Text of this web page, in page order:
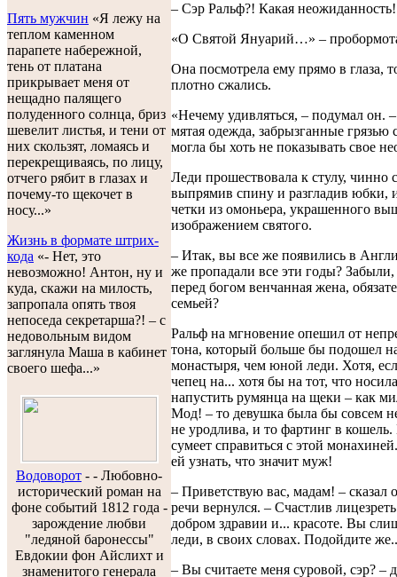
Пять мужчин «Я лежу на
теплом каменном
парапете набережной,
тень от платана
прикрывает меня от
нещадно палящего
полуденного солнца, бриз
шевелит листья, и тени от
них скользят, ломаясь и
перекрещиваясь, по лицу,
отчего рябит в глазах и
почему-то щекочет в
носу...»
Жизнь в формате штрих-
кода «- Нет, это
невозможно! Антон, ну и
куда, скажи на милость,
запропала опять твоя
непоседа секретарша?! – с
недовольным видом
заглянула Маша в кабинет
своего шефа...»
Водоворот - - Любовно-
исторический роман на
фоне событий 1812 года -
зарождение любви
"ледяной баронессы"
Евдокии фон Айслихт и
знаменитого генерала
– Сэр Ральф?! Какая неожиданность!
«О Святой Януарий…» –
Она посмотрела ему прямо в глаза,
плотно сжались.
«Нечему удивляться, – подумал он.
мятая одежда, забрызганные грязью
могла бы хоть не показывать свое
Леди прошествовала к стулу, чинно
выпрямив спину и разгладив юбки,
четки из омоньера, украшенного
изображением святого.
– Итак, вы все же появились в
же пропадали все эти годы? Забыли,
перед богом венчанная жена,
семьей?
Ральф на мгновение опешил от
тона, который больше бы подошел
монастыря, чем юной леди. Хотя,
чепец на... хотя бы на тот, что
напустить румянца на щеки – как
Мод! – то девушка была бы совсем
не уродлива, и то фартинг в
сумеет справиться с этой
ей узнать, что значит муж!
– Приветствую вас, мадам! – сказал
речи вернулся. – Счастлив
добром здравии и... красоте. Вы
леди, в своих словах. Подойдите
– Вы считаете меня суровой, сэр? –